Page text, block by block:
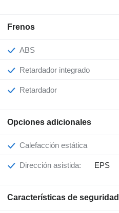
Frenos
ABS
Retardador integrado
Retardador
Opciones adicionales
Calefacción estática
Dirección asistida: EPS
Características de seguridad